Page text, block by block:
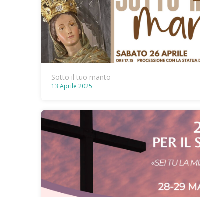
Sotto il tuo manto
13 Aprile 2025